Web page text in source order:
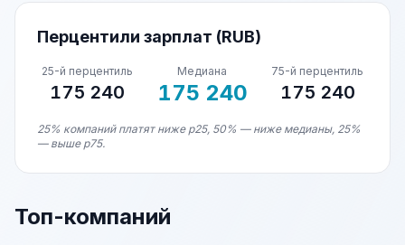
Перцентили зарплат (RUB)
25-й перцентиль
175 240
Медиана
175 240
75-й перцентиль
175 240
25% компаний платят ниже p25, 50% — ниже медианы, 25%
— выше p75.
Топ-компаний